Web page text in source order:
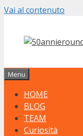
Vai al contenuto
Menu
HOME
BLOG
TEAM
Curiosità